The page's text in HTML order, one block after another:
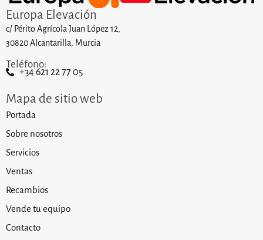
Europa Elevación
c/ Périto Agrícola Juan López 12,
30820 Alcantarilla, Murcia
Teléfono:
+34 621 22 77 05
Mapa de sitio web
Portada
Sobre nosotros
Servicios
Ventas
Recambios
Vende tu equipo
Contacto